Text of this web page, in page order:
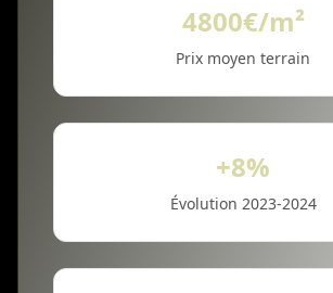
4800€/m²
Prix moyen terrain
+8%
Évolution 2023-2024